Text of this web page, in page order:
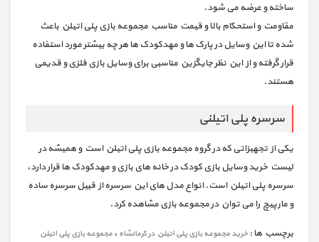
ساخته و عرضه می شود.
مقاومت و استحکام بالا و قیمت مناسب مجموعه بازی پلی اتیلن باعث
شده تا این وسایل در پارک ها و مهدکودک ها هر چه بیشتر مورد استفاده
قرار گرفته و از این نظر جایگزین مناسبی برای وسایل بازی فلزی و قدیمی
هستند.
سرسره پلی اتیلنی
یکی از تجهیزاتی که در گروه مجموعه بازی پلی اتیلن است و همیشه در
لیست خرید وسایل بازی کودک در خانه های بازی و مهدکودک ها قرار دارد،
سرسره پلی اتیلن است. انواع مدل های این سرسره از قبیل سرسره ساده
و مارپیچ را می توان در مجموعه بازی مشاهده کرد.
برچسب ها : خرید مجموعه بازی پلی اتیلن در کرمانشاه ، مجموعه بازی پلی اتیلن